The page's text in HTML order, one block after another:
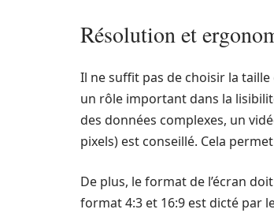
Résolution et
Il ne suffit pas de choisir la taille
un rôle important dans la
des données complexes, un
pixels) est conseillé. Cela
De plus, le format de l’écran
format 4:3 et 16:9 est dicté par